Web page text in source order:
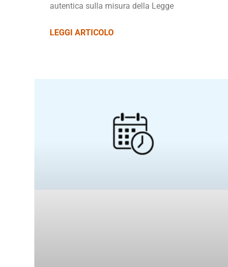
autentica sulla misura della Legge
LEGGI ARTICOLO